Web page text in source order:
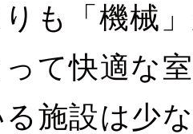
りも「機械
って快適な
る施設は少